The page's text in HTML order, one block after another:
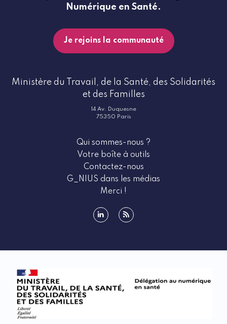
Numérique en Santé.
Je rejoins la communauté
Ministère du Travail, de la Santé, des Solidarités
et des Familles
14 Av. Duquesne
75350 Paris
Qui sommes-nous ?
Votre boîte à outils
Contactez-nous
G_NIUS dans les médias
Merci !